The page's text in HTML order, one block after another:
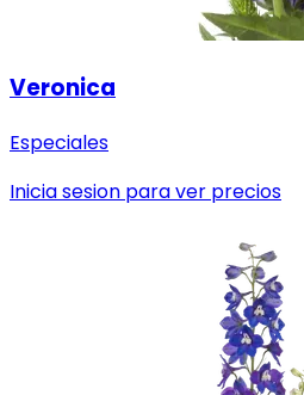
Veronica
Especiales
Inicia sesion para ver precios